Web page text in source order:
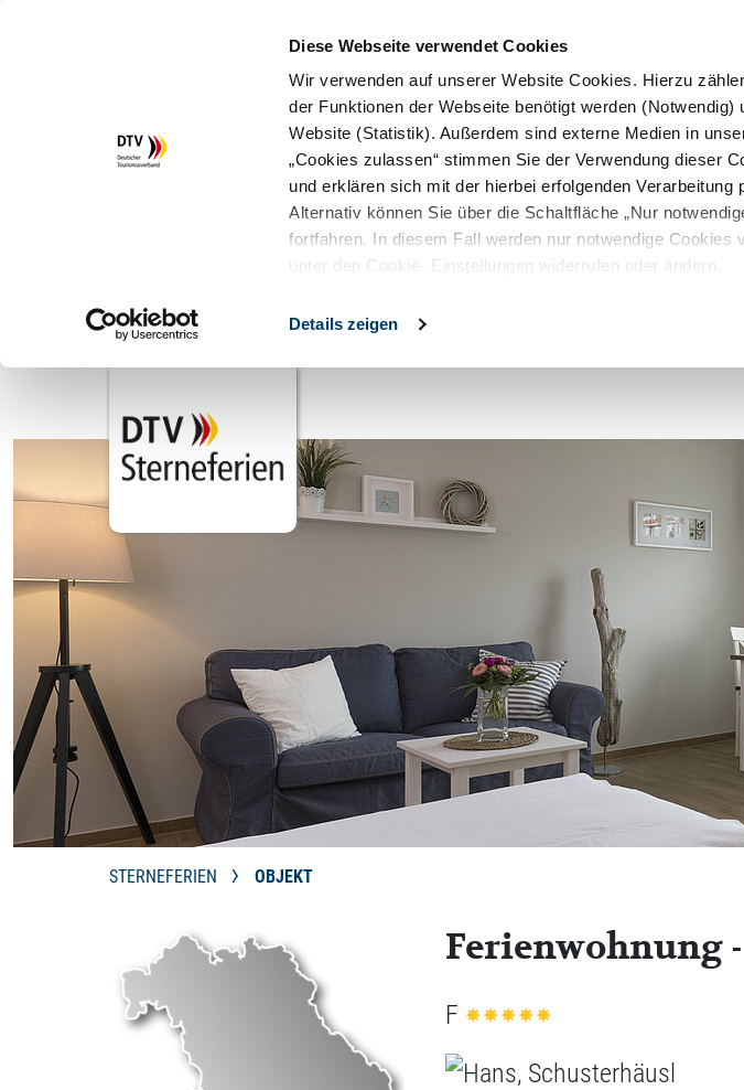
Diese Webseite verwendet Cookies
Wir verwenden auf unserer Website Cookies. Hierzu
der Funktionen der Webseite benötigt werden
Website (Statistik). Außerdem sind externe Medien in
„Cookies zulassen“ stimmen Sie der Verwendung dieser
und erklären sich mit der hierbei erfolgenden Verarbeitung
Alternativ können Sie über die Schaltfläche „Nur
fortfahren. In diesem Fall werden nur notwendige
unter den Cookie- Einstellungen widerrufen oder ändern.
Details zeigen
STERNEFERIEN OBJEKT
Ferienwohnung
F